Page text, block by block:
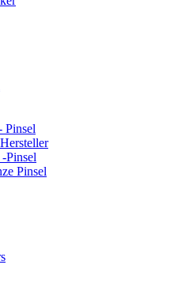
Pinsel
Pinsel
Pinsel